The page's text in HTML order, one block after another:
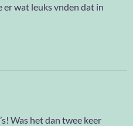
er wat leuks vnden dat in
Was het dan twee keer